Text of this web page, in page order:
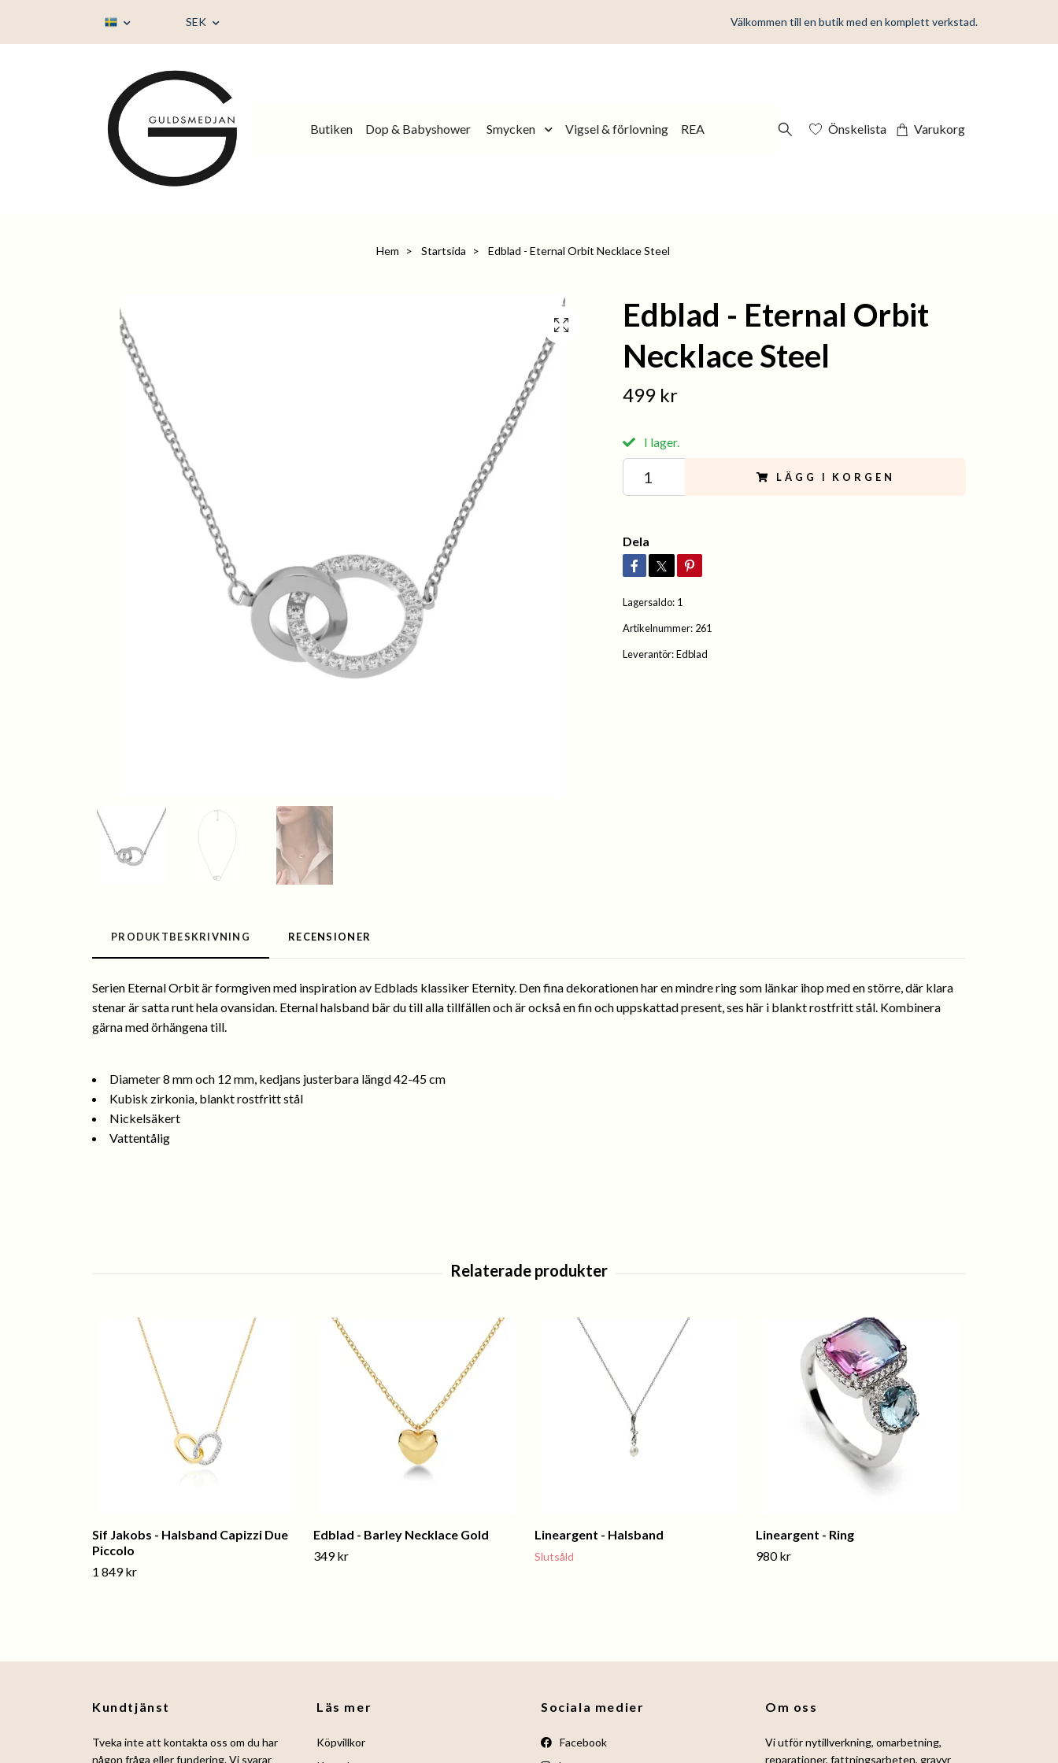
SEK Välkommen till en butik med en komplett verkstad.
Butiken Dop & Babyshower Smycken Vigsel & förlovning REA Önskelista Varukorg
Hem Startsida Edblad - Eternal Orbit Necklace Steel
Edblad - Eternal Orbit
Necklace Steel
499 kr
I lager.
LÄGG I KORGEN
Dela
Lagersaldo: 1
Artikelnummer: 261
Leverantör:Edblad
PRODUKTBESKRIVNING RECENSIONER
Serien Eternal Orbit är formgiven med inspiration av Edblads klassiker Eternity. Den fina dekorationen har en mindre ring som länkar ihop med en större, där klara
stenar är satta runt hela ovansidan. Eternal halsband bär du till alla tillfällen och är också en fin och uppskattad present, ses här i blankt rostfritt stål. Kombinera
gärna med örhängena till.
Diameter 8 mm och 12 mm, kedjans justerbara längd 42-45 cm
Kubisk zirkonia, blankt rostfritt stål
Nickelsäkert
Vattentålig
Sif Jakobs - Halsband Capizzi Due
Piccolo
1 849 kr
Edblad - Barley Necklace Gold
349 kr
Lineargent - Halsband
Slutsåld
Lineargent - Ring
980 kr
Kundtjänst
Tveka inte att kontakta oss om du har
någon fråga eller fundering. Vi svarar
Läs mer
Köpvillkor
Sociala medier
Facebook
Om oss
Vi utför nytillverkning, omarbetning,
reparationer, fattningsarbeten, gravyr